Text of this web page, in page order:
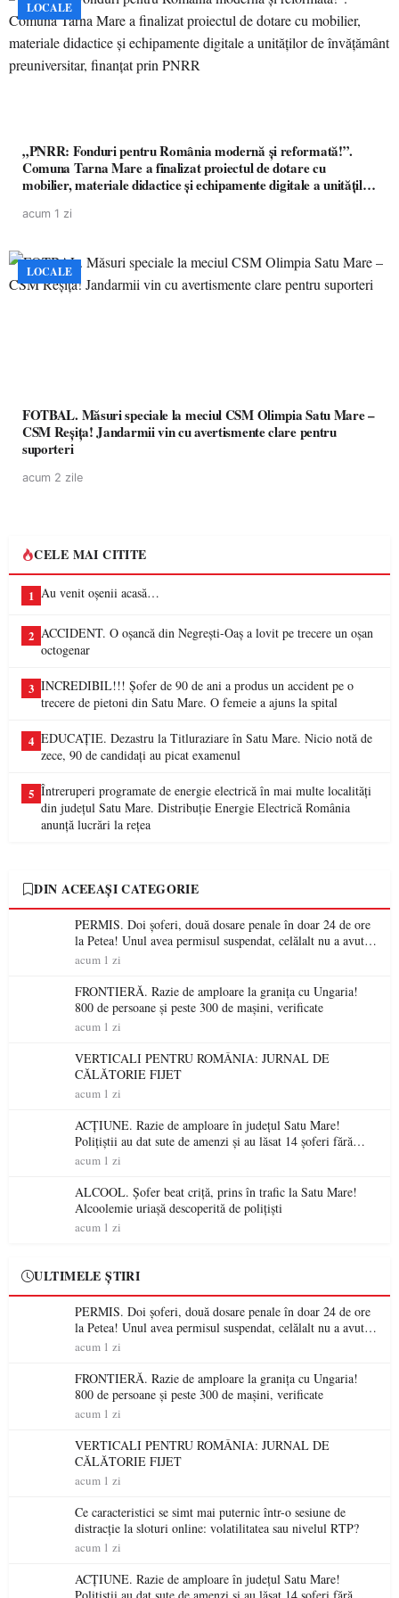
LOCALE
„PNRR: Fonduri pentru România modernă și reformată!”.
Comuna Tarna Mare a finalizat proiectul de dotare cu
mobilier, materiale didactice și echipamente digitale a unităților
acum 1 zi
LOCALE
FOTBAL. Măsuri speciale la meciul CSM Olimpia Satu Mare –
CSM Reșița! Jandarmii vin cu avertismente clare pentru
suporteri
acum 2 zile
CELE MAI CITITE
1 Au venit oșenii acasă…
2 ACCIDENT. O oșancă din Negrești-Oaș a lovit pe trecere un oșan
octogenar
3 INCREDIBIL!!! Șofer de 90 de ani a produs un accident pe o
trecere de pietoni din Satu Mare. O femeie a ajuns la spital
4 EDUCAȚIE. Dezastru la Titluraziare în Satu Mare. Nicio notă de
zece, 90 de candidați au picat examenul
5 Întreruperi programate de energie electrică în mai multe localități
din județul Satu Mare. Distribuție Energie Electrică România
anunță lucrări la rețea
DIN ACEEAȘI CATEGORIE
PERMIS. Doi șoferi, două dosare penale în doar 24 de ore
la Petea! Unul avea permisul suspendat, celălalt nu a avut
niciodată permis
acum 1 zi
FRONTIERĂ. Razie de amploare la granița cu Ungaria!
800 de persoane și peste 300 de mașini, verificate
acum 1 zi
VERTICALI PENTRU ROMÂNIA: JURNAL DE
CĂLĂTORIE FIJET
acum 1 zi
ACȚIUNE. Razie de amploare în județul Satu Mare!
Polițiștii au dat sute de amenzi și au lăsat 14 șoferi fără
permis într-o singură zi
acum 1 zi
ALCOOL. Șofer beat criță, prins în trafic la Satu Mare!
Alcoolemie uriașă descoperită de polițiști
acum 1 zi
ULTIMELE ȘTIRI
PERMIS. Doi șoferi, două dosare penale în doar 24 de ore
la Petea! Unul avea permisul suspendat, celălalt nu a avut
niciodată permis
acum 1 zi
FRONTIERĂ. Razie de amploare la granița cu Ungaria!
800 de persoane și peste 300 de mașini, verificate
acum 1 zi
VERTICALI PENTRU ROMÂNIA: JURNAL DE
CĂLĂTORIE FIJET
acum 1 zi
Ce caracteristici se simt mai puternic într-o sesiune de
distracție la sloturi online: volatilitatea sau nivelul RTP?
acum 1 zi
ACȚIUNE. Razie de amploare în județul Satu Mare!